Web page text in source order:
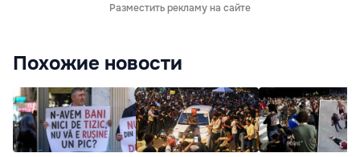
Разместить рекламу на сайте
Похожие новости